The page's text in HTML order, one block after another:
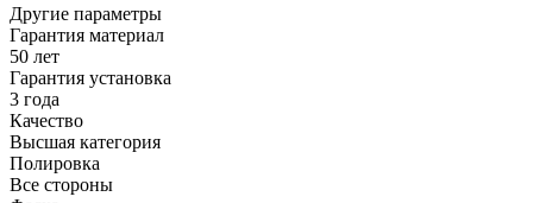
Другие параметры
Гарантия материал
50 лет
Гарантия установка
3 года
Качество
Высшая категория
Полировка
Все стороны